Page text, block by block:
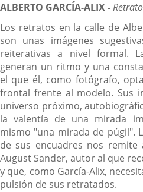
ALBERTO GARCÍA-ALIX -
Los retratos en la calle de
son unas imágenes
reiterativas a nivel formal.
generan un ritmo y una
el que él, como fotógrafo,
frontal frente al modelo. Sus
universo próximo,
la valentía de una mirada
mismo "una mirada de púgil".
de sus encuadres nos remite
August Sander, autor al que
y que, como García-Alix,
pulsión de sus retratados.